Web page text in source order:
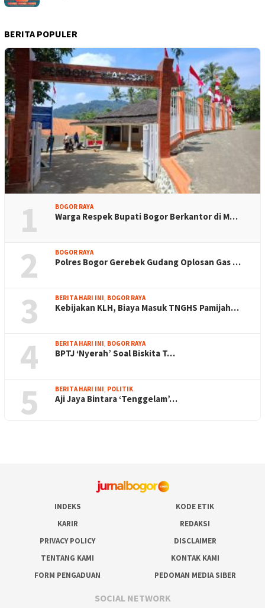
BERITA POPULER
1 BOGOR RAYA
Warga Respek Bupati Bogor Berkantor di M…
2 BOGOR RAYA
Polres Bogor Gerebek Gudang Oplosan Gas …
3 BERITA HARI INI BOGOR RAYA
Kebijakan KLH, Biaya Masuk TNGHS Pamijah…
4 BERITA HARI INI BOGOR RAYA
BPTJ ‘Nyerah’ Soal Biskita T…
5 BERITA HARI INI POLITIK
Aji Jaya Bintara ‘Tenggelam’…
INDEKS
KODE ETIK
KARIR
REDAKSI
PRIVACY POLICY
DISCLAIMER
TENTANG KAMI
KONTAK KAMI
FORM PENGADUAN
PEDOMAN MEDIA SIBER
SOCIAL NETWORK